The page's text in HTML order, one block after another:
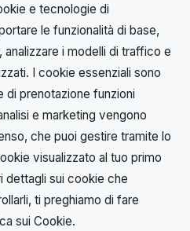
e tecnologie di
le funzionalità di base,
i modelli di traffico e
I cookie essenziali sono
di prenotazione funzioni
e marketing vengono
che puoi gestire tramite lo
visualizzato al tuo primo
dettagli sui cookie che
ti preghiamo di fare
sui Cookie.